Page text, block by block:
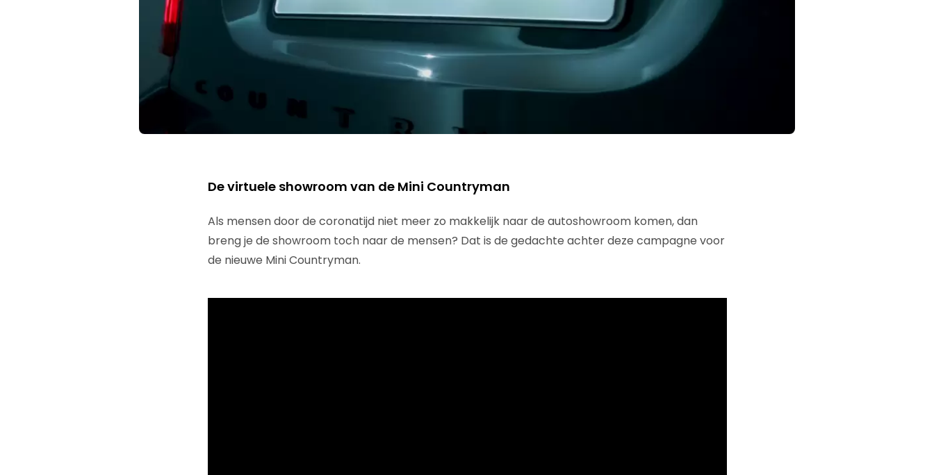
De virtuele showroom van de Mini Countryman
Als mensen door de coronatijd niet meer zo makkelijk naar de autoshowroom komen, dan
breng je de showroom toch naar de mensen? Dat is de gedachte achter deze campagne voor
de nieuwe Mini Countryman.